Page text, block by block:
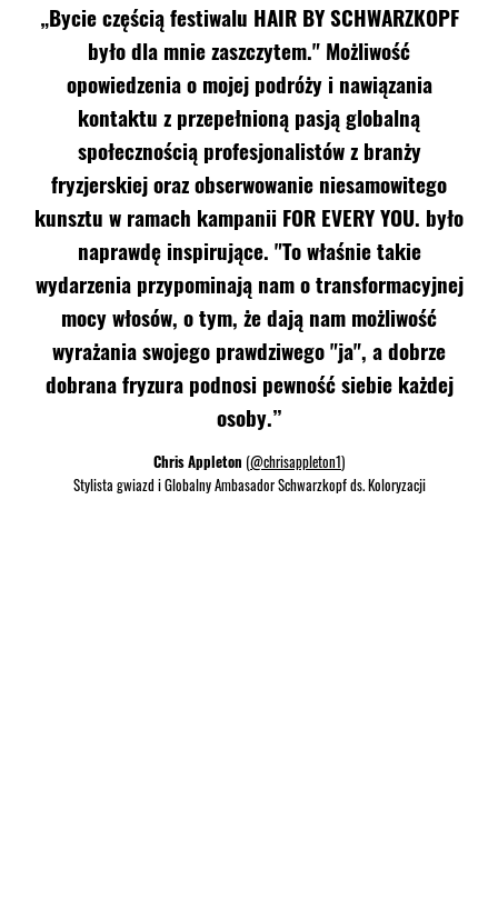
„Bycie częścią festiwalu HAIR BY SCHWARZKOPF
było dla mnie zaszczytem." Możliwość
opowiedzenia o mojej podróży i nawiązania
kontaktu z przepełnioną pasją globalną
społecznością profesjonalistów z branży
fryzjerskiej oraz obserwowanie niesamowitego
kunsztu w ramach kampanii FOR EVERY YOU. było
naprawdę inspirujące. "To właśnie takie
wydarzenia przypominają nam o transformacyjnej
mocy włosów, o tym, że dają nam możliwość
wyrażania swojego prawdziwego "ja", a dobrze
dobrana fryzura podnosi pewność siebie każdej
osoby.”
Chris Appleton (@chrisappleton1)
Stylista gwiazd i Globalny Ambasador Schwarzkopf ds. Koloryzacji